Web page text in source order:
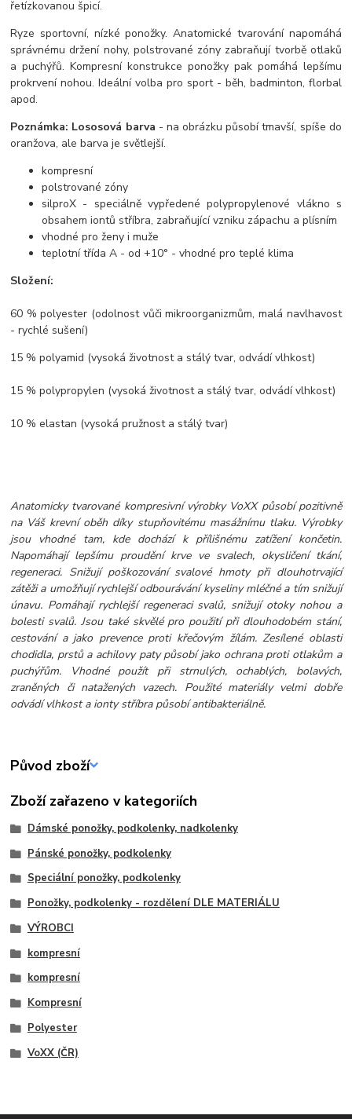
řetízkovanou špicí.
Ryze sportovní, nízké ponožky. Anatomické tvarování napomáhá
správnému držení nohy, polstrované zóny zabraňují tvorbě otlaků
a puchýřů. Kompresní konstrukce ponožky pak pomáhá lepšímu
prokrvení nohou. Ideální volba pro sport - běh, badminton, florbal
apod.
Poznámka: Lososová barva - na obrázku působí tmavší, spíše do
oranžova, ale barva je světlejší.
kompresní
polstrované zóny
silproX - speciálně vypředené polypropylenové vlákno s
obsahem iontů stříbra, zabraňující vzniku zápachu a plísním
vhodné pro ženy i muže
teplotní třída A - od +10° - vhodné pro teplé klima
Složení:
60 % polyester (odolnost vůči mikroorganizmům, malá navlhavost
- rychlé sušení)
15 % polyamid (vysoká životnost a stálý tvar, odvádí vlhkost)
15 % polypropylen (vysoká životnost a stálý tvar, odvádí vlhkost)
10 % elastan (vysoká pružnost a stálý tvar)
Anatomicky tvarované kompresivní výrobky VoXX působí pozitivně
na Váš krevní oběh díky stupňovitému masážnímu tlaku. Výrobky
jsou vhodné tam, kde dochází k přílišnému zatížení končetin.
Napomáhají lepšímu proudění krve ve svalech, okysličení tkání,
regeneraci. Snižují poškozování svalové hmoty při dlouhotrvající
zátěži a umožňují rychlejší odbourávání kyseliny mléčné a tím snižují
únavu. Pomáhají rychlejší regeneraci svalů, snižují otoky nohou a
bolesti svalů. Jsou také skvělé pro použití při dlouhodobém stání,
cestování a jako prevence proti křečovým žílám. Zesílené oblasti
chodidla, prstů a achilovy paty působí jako ochrana proti otlakům a
puchýřům. Vhodné použít při strnulých, ochablých, bolavých,
zraněných či natažených vazech. Použité materiály velmi dobře
odvádí vlhkost a ionty stříbra působí antibakteriálně.
Původ zboží
Zboží zařazeno v kategoriích
Dámské ponožky, podkolenky, nadkolenky
Pánské ponožky, podkolenky
Speciální ponožky, podkolenky
Ponožky, podkolenky - rozdělení DLE MATERIÁLU
VÝROBCI
kompresní
kompresní
Kompresní
Polyester
VoXX (ČR)